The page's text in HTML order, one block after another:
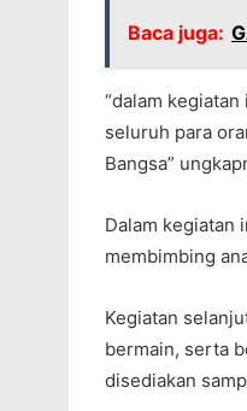
Baca juga:
“dalam
seluruh para
Bangsa”
Dalam kegiatan
membimbing
Kegiatan
bermain, serta
disediakan